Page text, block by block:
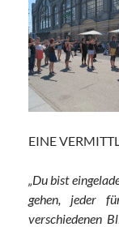
EINE
„Du bist
gehen, jeder
verschiedenen